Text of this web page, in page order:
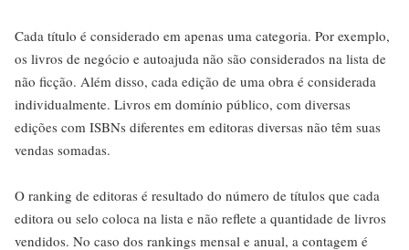
Cada título é considerado em apenas uma categoria. Por exemplo,
os livros de negócio e autoajuda não são considerados na lista de
não ficção. Além disso, cada edição de uma obra é considerada
individualmente. Livros em domínio público, com diversas
edições com ISBNs diferentes em editoras diversas não têm suas
vendas somadas.
O ranking de editoras é resultado do número de títulos que cada
editora ou selo coloca na lista e não reflete a quantidade de livros
vendidos. No caso dos rankings mensal e anual, a contagem é